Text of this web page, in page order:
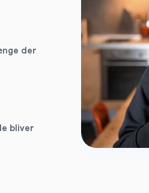
der
bliver